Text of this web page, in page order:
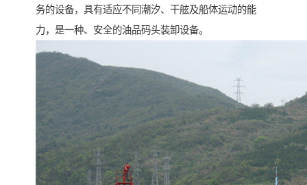
务的设备，具有适应不同潮汐、干舷及船体运动的能
力，是一种、安全的油品码头装卸设备。